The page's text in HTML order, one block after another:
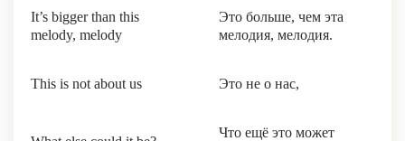
It’s bigger than this
melody, melody
Это больше, чем эта
мелодия, мелодия.
This is not about us Это не о нас,
Что ещё это может